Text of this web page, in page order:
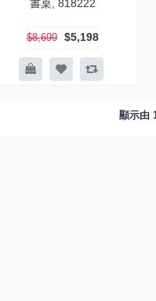
書桌, 818222
$8,699 $5,198
顯示由